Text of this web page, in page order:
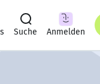
Suche Anmelden